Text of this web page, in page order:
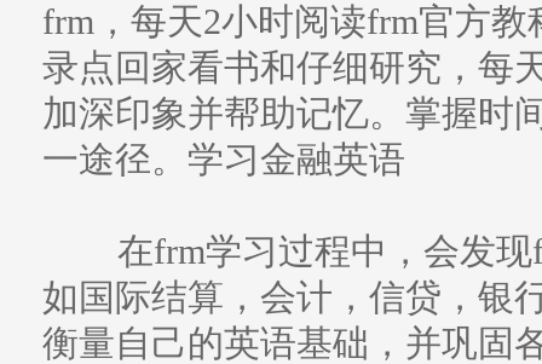
frm，每天2小时阅读frm官方
录点回家看书和仔细研究，每
加深印象并帮助记忆。掌握时
一途径。学习金融英语
在frm学习过程中，会发现
如国际结算，会计，信贷，银
衡量自己的英语基础，并巩固